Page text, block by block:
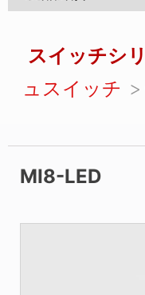
スイッチシ
ュスイッチ
MI8-LED